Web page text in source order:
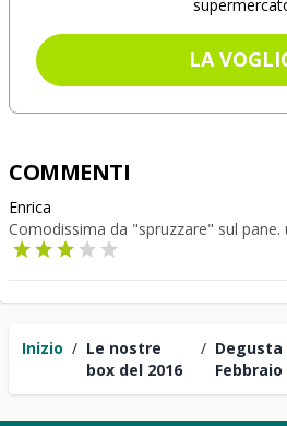
Inizio / Le nostre
box del 2016
/ Degusta
Febbraio
LA
COMMENTI
Enrica
Comodissima da "spruzzare" sul